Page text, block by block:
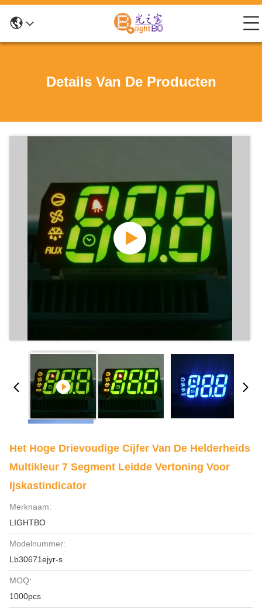
Details Van De Producten
Het Hoge Drievoudige Cijfer Van De Helderheids
Multikleur 7 Segment Leidde Vertoning Voor
Ijskastindicator
Merknaam:
LIGHTBO
Modelnummer:
Lb30671ejyr-s
MOQ:
1000pcs